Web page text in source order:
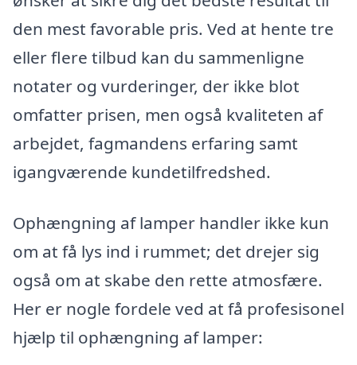
den mest favorable pris. Ved at hente tre
eller flere tilbud kan du sammenligne
notater og vurderinger, der ikke blot
omfatter prisen, men også kvaliteten af
arbejdet, fagmandens erfaring samt
igangværende kundetilfredshed.
Ophængning af lamper handler ikke kun
om at få lys ind i rummet; det drejer sig
også om at skabe den rette atmosfære.
Her er nogle fordele ved at få profesisonel
hjælp til ophængning af lamper: